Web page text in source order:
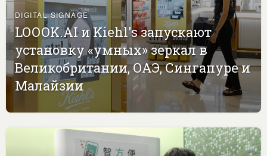
DIGITAL SIGNAGE
LOOOK.AI и Kiehl's запускают
установку «умных» зеркал в
Великобритании, ОАЭ, Сингапуре и
Малайзии